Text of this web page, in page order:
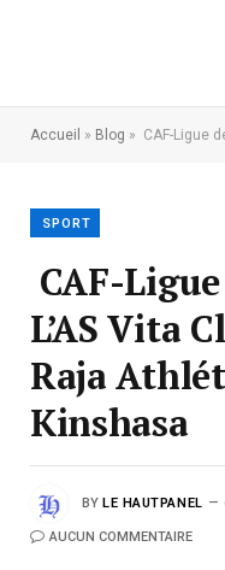
Accueil » Blog » CAF-Ligue des
SPORT
CAF-
L’AS Vita
Raja
Kinshasa
BY LE HAUTPANEL
AUCUN COMMENTAIRE